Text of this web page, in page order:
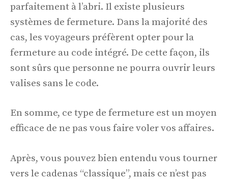
parfaitement à l’abri. Il existe plusieurs
systèmes de fermeture. Dans la majorité des
cas, les voyageurs préfèrent opter pour la
fermeture au code intégré. De cette façon, ils
sont sûrs que personne ne pourra ouvrir leurs
valises sans le code.
En somme, ce type de fermeture est un moyen
efficace de ne pas vous faire voler vos affaires.
Après, vous pouvez bien entendu vous tourner
vers le cadenas “classique”, mais ce n’est pas